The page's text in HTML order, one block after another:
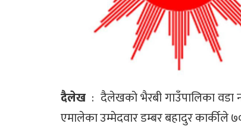
दैलेख : दैलेखको भैरबी गाउँपालिका वडा
एमालेका उम्मेदवार डम्बर बहादुर कार्कीले